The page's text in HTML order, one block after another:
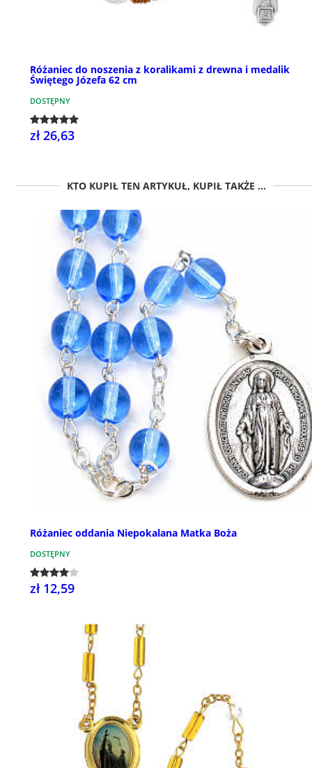
Różaniec do noszenia z koralikami z drewna i medalik
Świętego Józefa 62 cm
DOSTĘPNY
zł 26,63
KTO KUPIŁ TEN ARTYKUŁ, KUPIŁ TAKŻE ...
Różaniec oddania Niepokalana Matka Boża
DOSTĘPNY
zł 12,59